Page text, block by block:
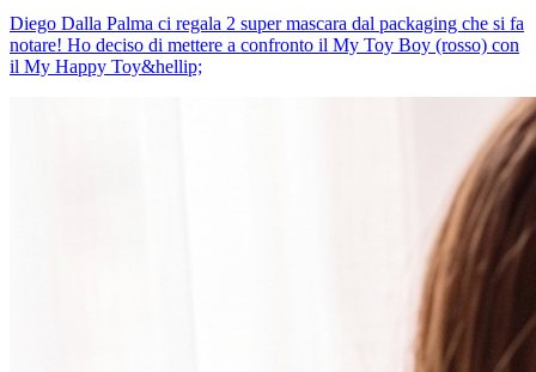
Diego Dalla Palma ci regala 2 super mascara dal packaging che si fa
notare! Ho deciso di mettere a confronto il My Toy Boy (rosso) con
il My Happy Toy&hellip;